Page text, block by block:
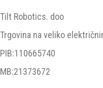
Tilt Robotics. doo
Trgovina na veliko
PIB:110665740
MB:21373672